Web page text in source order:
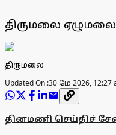
திருமலை
திருமலை
Updated On :30 மே 2026, 12:27
தினமணி செய்திச்